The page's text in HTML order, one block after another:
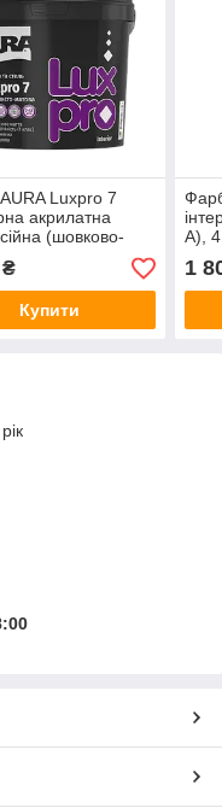
Luxpro 7
акрилатна
(шовково-
9,5 л
Купити
А),
1